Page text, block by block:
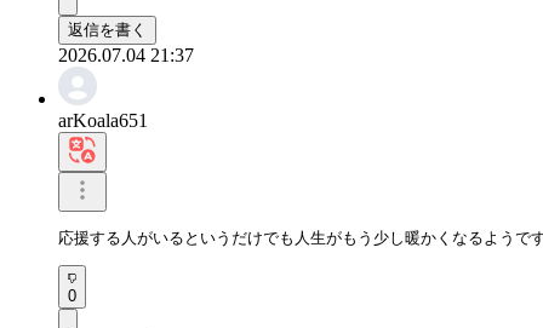
返信を書く
2026.07.04 21:37
arKoala651
応援する人がいるというだけでも人生がもう少し暖かくなるようで
0